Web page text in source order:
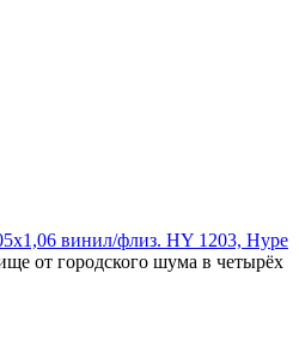
винил/флиз. HY 1203, Hype
от городского шума в четырёх